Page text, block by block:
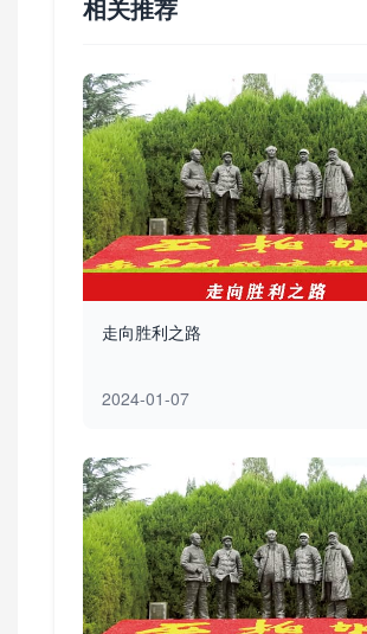
相关推荐
走向胜利之路
2024-01-07